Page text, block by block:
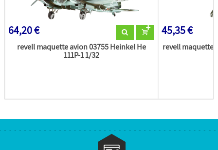
64,20 €
revell maquette avion 03755 Heinkel He
111P-1 1/32
45,35 €
revell maquette